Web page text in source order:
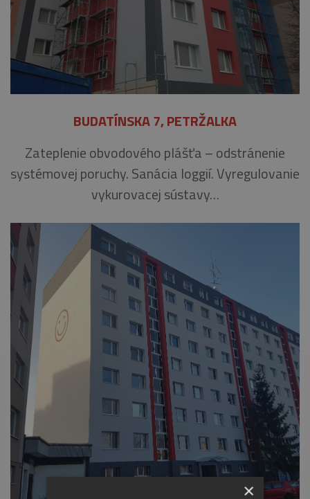
BUDATÍNSKA 7, PETRŽALKA
Zateplenie obvodového plášťa – odstránenie
systémovej poruchy. Sanácia loggií. Vyregulovanie
vykurovacej sústavy…
×